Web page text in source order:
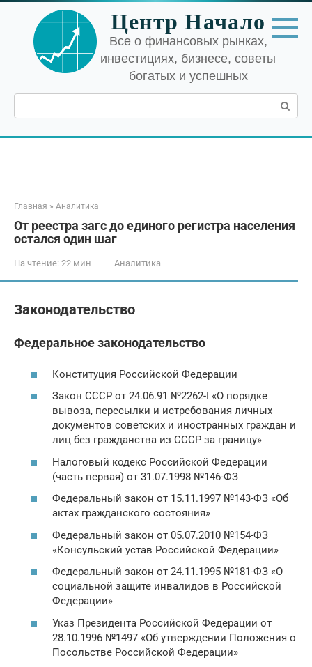
Перейти
контенту
Центр Начало
Все о финансовых рынках,
инвестициях, бизнесе, советы
богатых и успешных
Поиск:
Главная » Аналитика
От реестра загс до единого регистра населения
остался один шаг
На чтение: 22 мин Аналитика
Законодательство
Федеральное законодательство
Конституция Российской Федерации
Закон СССР от 24.06.91 №2262-I «О порядке
вывоза, пересылки и истребования личных
документов советских и иностранных граждан и
лиц без гражданства из СССР за границу»
Налоговый кодекс Российской Федерации
(часть первая) от 31.07.1998 №146-ФЗ
Федеральный закон от 15.11.1997 №143-ФЗ «Об
актах гражданского состояния»
Федеральный закон от 05.07.2010 №154-ФЗ
«Консульский устав Российской Федерации»
Федеральный закон от 24.11.1995 №181-ФЗ «О
социальной защите инвалидов в Российской
Федерации»
Указ Президента Российской Федерации от
28.10.1996 №1497 «Об утверждении Положения о
Посольстве Российской Федерации»